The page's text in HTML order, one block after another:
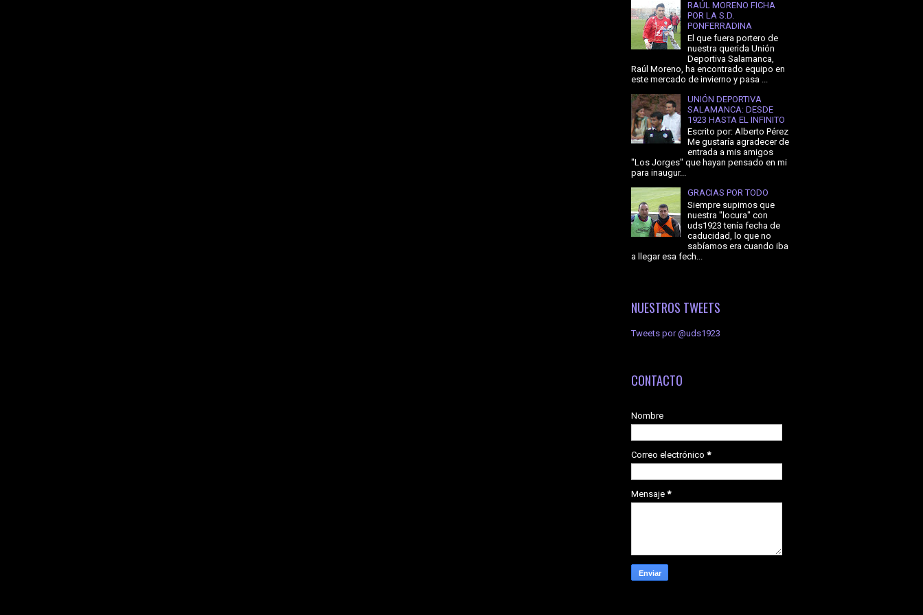
RAÚL MORENO FICHA
POR LA S.D.
PONFERRADINA
El que fuera portero de
nuestra querida Unión
Deportiva Salamanca,
Raúl Moreno, ha encontrado equipo en
este mercado de invierno y pasa ...
UNIÓN DEPORTIVA
SALAMANCA: DESDE
1923 HASTA EL INFINITO
Escrito por: Alberto Pérez
Me gustaría agradecer de
entrada a mis amigos
"Los Jorges" que hayan pensado en mi
para inaugur...
GRACIAS POR TODO
Siempre supimos que
nuestra "locura" con
uds1923 tenía fecha de
caducidad, lo que no
sabíamos era cuando iba
a llegar esa fech...
NUESTROS TWEETS
Tweets por @uds1923
CONTACTO
Nombre
Correo electrónico *
Mensaje *